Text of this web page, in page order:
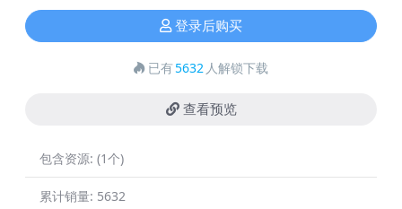
登录后购买
已有5632 人解锁下载
查看预览
包含资源: (1个)
累计销量: 5632